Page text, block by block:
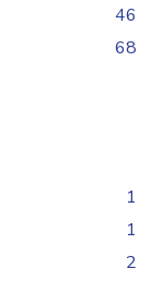
46
68
1
1
2